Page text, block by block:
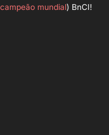
mundial) BnCI!